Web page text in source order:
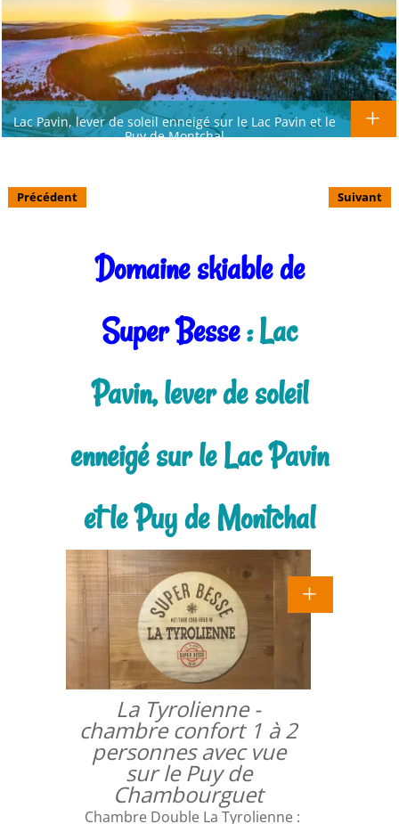
Lac Pavin, lever de soleil enneigé sur le Lac Pavin et le
Puy de Montchal
Précédent Suivant
Domaine skiable de
Super Besse: Lac
Pavin, lever de soleil
enneigé sur le Lac Pavin
et le Puy de Montchal
La Tyrolienne -
chambre confort 1 à 2
personnes avec vue
sur le Puy de
Chambourguet
Chambre Double La Tyrolienne :